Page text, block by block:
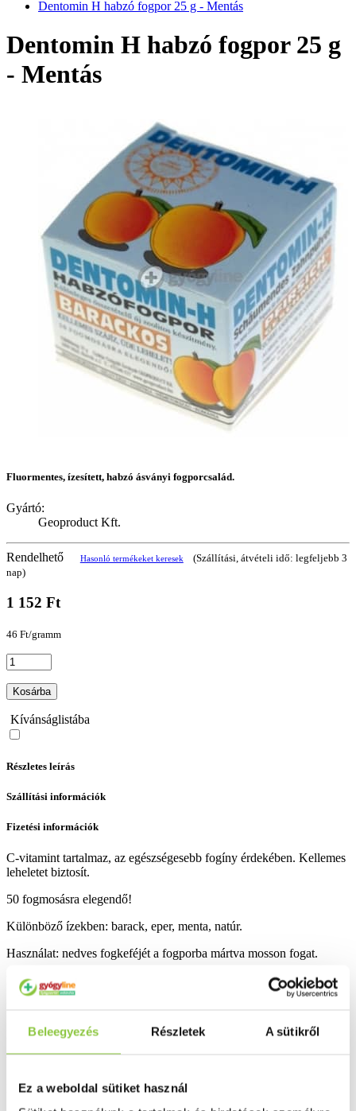
Beleegyezés Részletek A sütikről
Ez a weboldal sütiket használ
Dentomin H habzó fogpor 25 g - Mentás
Dentomin H habzó fogpor 25 g
- Mentás
Fluormentes, ízesített, habzó ásványi fogporcsalád.
Gyártó:
Geoproduct Kft.
Rendelhető Hasonló termékeket keresek
(Szállítási, átvételi idő: legfeljebb 3
nap)
1 152 Ft
46 Ft/gramm
Kosárba
Kívánságlistába
Részletes leírás
Szállítási információk
Fizetési információk
C-vitamint tartalmaz, az egészségesebb fogíny érdekében. Kellemes
leheletet biztosít.
50 fogmosásra elegendő!
Különböző ízekben: barack, eper, menta, natúr.
Használat: nedves fogkeféjét a fogporba mártva mosson fogat.
Bővebben ...
Minőségellenőrzött termékek
Folyamatos akciók